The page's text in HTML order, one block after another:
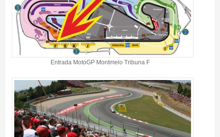
Entrada MotoGP Montmelo Tribuna F